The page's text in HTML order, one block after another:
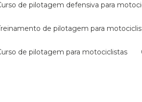
curso de pilotagem defensiva para
treinamento de pilotagem para
curso de pilotagem para motociclistas